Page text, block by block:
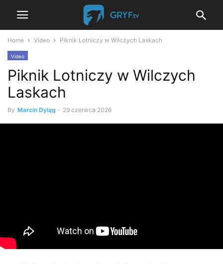
Home Video Piknik Lotniczy w Wilczych Laskach
Video
Piknik Lotniczy w Wilczych
Laskach
By Marcin Dyląg - 29 czerwca 2026